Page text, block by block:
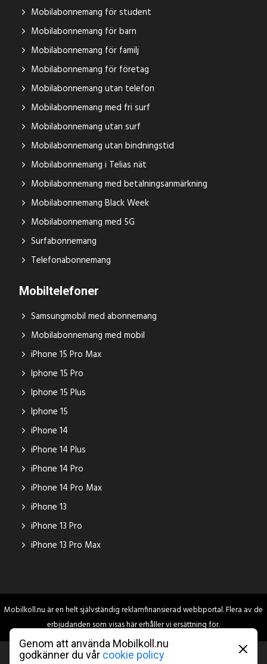
Mobilabonnemang för student
Mobilabonnemang för barn
Mobilabonnemang för familj
Mobilabonnemang för företag
Mobilabonnemang utan telefon
Mobilabonnemang med fri surf
Mobilabonnemang utan surf
Mobilabonnemang utan bindningstid
Mobilabonnemang i Telias nät
Mobilabonnemang med betalningsanmärkning
Mobilabonnemang Black Week
Mobilabonnemang med 5G
Surfabonnemang
Telefonabonnemang
Mobiltelefoner
Samsungmobil med abonnemang
Mobilabonnemang med mobil
iPhone 15 Pro Max
Iphone 15 Pro
Iphone 15 Plus
Iphone 15
iPhone 14
iPhone 14 Plus
iPhone 14 Pro
iPhone 14 Pro Max
iPhone 13
iPhone 13 Pro
iPhone 13 Pro Max
Mobilkoll.nu är en helt självständig reklamfinansierad webbportal. Flera av de
erbjudanden som visas här erhåller vi ersättning för.
2024 © Dofollow Media AB, org nr: 559319-3989
Genom att använda Mobilkoll.nu
godkänner du vår cookie policy